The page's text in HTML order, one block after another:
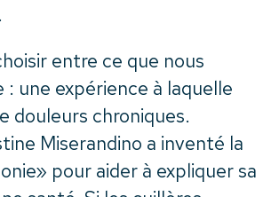
entre ce que nous
une expérience à laquelle
douleurs chroniques.
Miserandino a inventé la
pour aider à expliquer sa